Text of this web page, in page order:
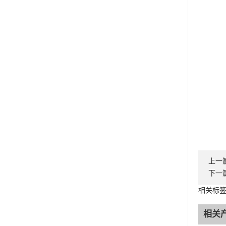
上一
下一
相关标
相关